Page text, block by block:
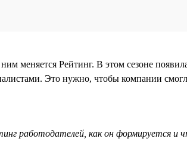
меняется Рейтинг. В этом сезоне
Это нужно, чтобы компании
работодателей, как он формируется и